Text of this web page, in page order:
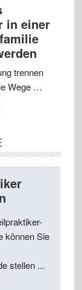
in einer
trennen
Wege …
können Sie
stellen ...